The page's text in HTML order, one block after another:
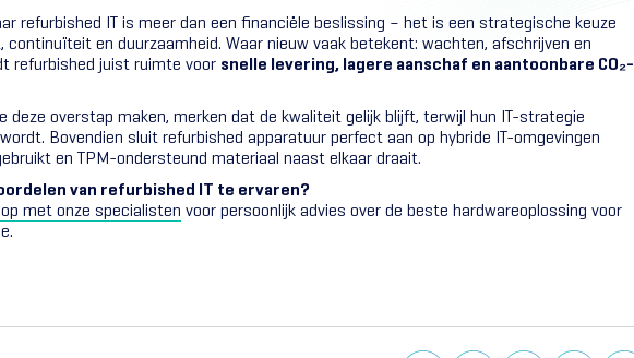
refurbished IT is meer dan een financiële beslissing – het is een strategische keuze
continuïteit en duurzaamheid. Waar nieuw vaak betekent: wachten, afschrijven en
refurbished juist ruimte voor snelle levering, lagere aanschaf en aantoonbare CO₂-
deze overstap maken, merken dat de kwaliteit gelijk blijft, terwijl hun IT-strategie
Bovendien sluit refurbished apparatuur perfect aan op hybride IT-omgevingen
en TPM-ondersteund materiaal naast elkaar draait.
van refurbished IT te ervaren?
met onze specialisten voor persoonlijk advies over de beste hardwareoplossing voor